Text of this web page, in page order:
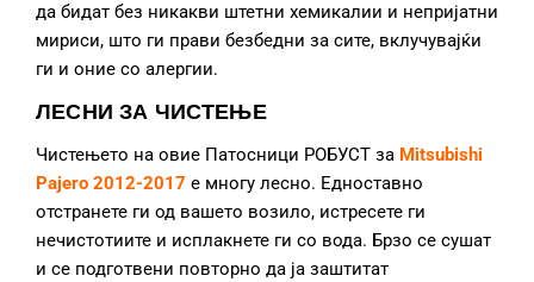
да бидат без никакви штетни хемикалии и непријатни
мириси, што ги прави безбедни за сите, вклучувајќи
ги и оние со алергии.
ЛЕСНИ ЗА ЧИСТЕЊЕ
Чистењето на овие Патосници РОБУСТ за Mitsubishi
Pajero 2012-2017 е многу лесно. Едноставно
отстранете ги од вашето возило, истресете ги
нечистотиите и исплакнете ги со вода. Брзо се сушат
и се подготвени повторно да ја заштитат